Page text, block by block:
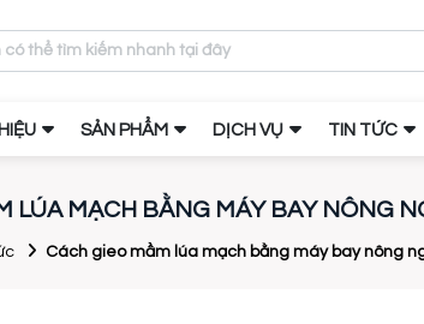
SẢN PHẨM DỊCH VỤ TIN TỨC
LÚA MẠCH BẰNG MÁY BAY NÔNG
Cách gieo mầm lúa mạch bằng máy bay nông